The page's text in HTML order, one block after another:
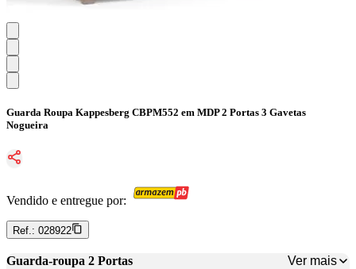
Guarda Roupa Kappesberg CBPM552 em MDP 2 Portas 3 Gavetas
Nogueira
Vendido e entregue por:
Ref.: 028922
Guarda-roupa 2 Portas
Ver mais